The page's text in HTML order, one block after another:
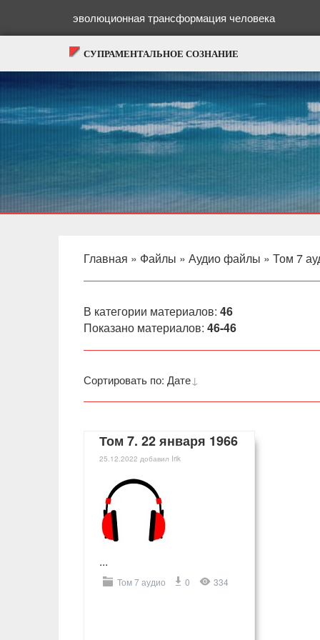
эволюционная трансформация человека
СУПРАМЕНТАЛЬНОЕ СОЗНАНИЕ
Главная » Файлы » Аудио файлы » Том 7
В категории материалов: 46
Показано материалов: 46-46
Сортировать по: Дате
Том 7. 22 января 1966
25.12.2022 добавил Irik
...
Том 7 аудио 0 334